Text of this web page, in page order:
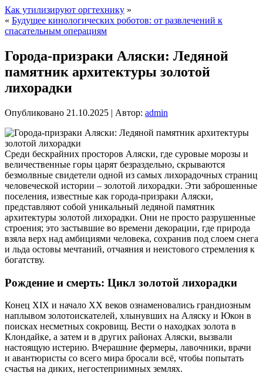
Как утилизируют оргтехнику »
« Будущее кинологических роботов: от развлечений к
спасательным операциям
Города-призраки Аляски: Ледяной
памятник архитектуры золотой
лихорадки
Опубликовано 21.10.2025 | Автор: admin
Среди бескрайних просторов Аляски, где суровые морозы и
величественные горы царят безраздельно, скрываются
безмолвные свидетели одной из самых лихорадочных страниц
человеческой истории – золотой лихорадки. Эти заброшенные
поселения, известные как города-призраки Аляски,
представляют собой уникальный ледяной памятник
архитектуры золотой лихорадки. Они не просто разрушенные
строения; это застывшие во времени декорации, где природа
взяла верх над амбициями человека, сохранив под слоем снега
и льда остовы мечтаний, отчаяния и неистового стремления к
богатству.
Рождение и смерть: Цикл золотой лихорадки
Конец XIX и начало XX веков ознаменовались грандиозным
наплывом золотоискателей, хлынувших на Аляску и Юкон в
поисках несметных сокровищ. Вести о находках золота в
Клондайке, а затем и в других районах Аляски, вызвали
настоящую истерию. Вчерашние фермеры, лавочники, врачи
и авантюристы со всего мира бросали всё, чтобы попытать
счастья на диких, негостеприимных землях.